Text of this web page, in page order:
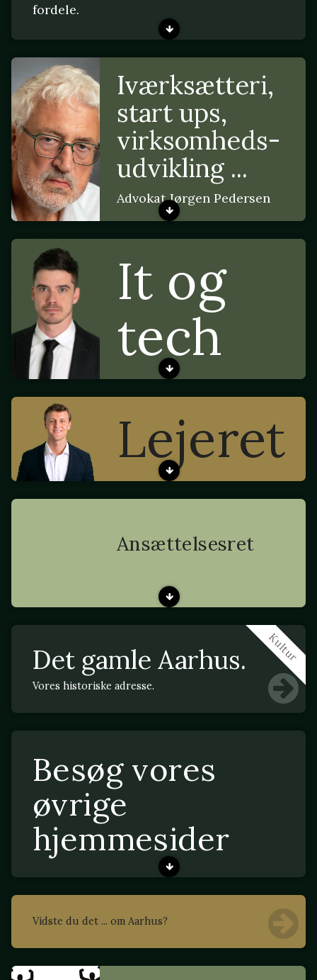
fordele.
Iværksætteri,
start ups,
virksomheds-
udvikling ...
Advokat Jørgen Pedersen
It og
tech
Lejeret
Ansættelsesret
Kultur
Det gamle Aarhus.
Vores historiske adresse.
Besøg vores
øvrige
hjemmesider
Vidste du det ... om Aarhus?